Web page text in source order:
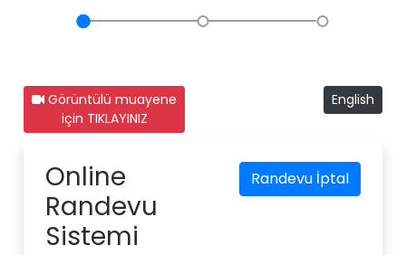
Görüntülü muayene
için TIKLAYINIZ
English
Randevu İptal
Online
Randevu
Sistemi